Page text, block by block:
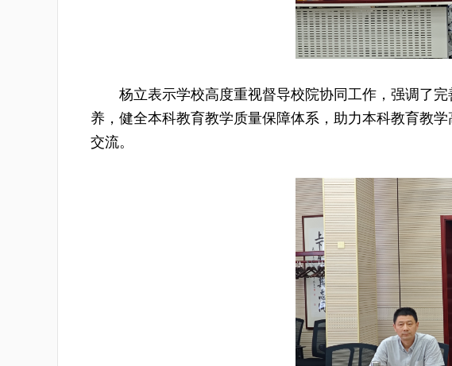
杨立表示学校高度重视督导校院协同工作，强调了
养，健全本科教育教学质量保障体系，助力本科教育教
交流。